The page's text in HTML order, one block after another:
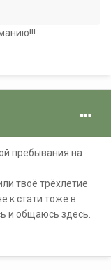
пребывания на
твоё трёхлетие
к стати тоже в
и общаюсь здесь.